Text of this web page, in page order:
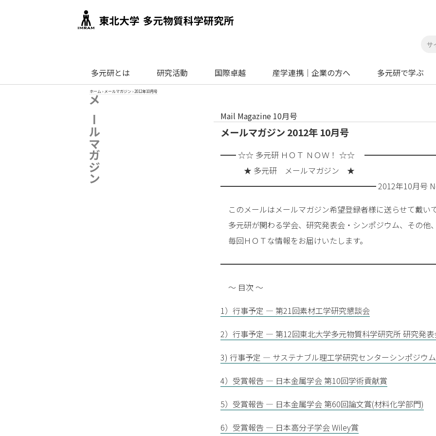
多元研とは 研究活動 国際卓越 産学連携｜企業の方へ 多元研で学ぶ
ホーム › メールマガジン›2012年10月号
メールマガジン Mail Magazine 10月号
メールマガジン 2012年 10月号
━━ ☆☆ 多元研 ＨＯＴ ＮＯＷ！ ☆☆
★ 多元研 メールマガジン ★
━━━━━━━━━━━━━━━━━━━━ 2012年10月号
このメールはメールマガジン希望登録者様に送らせて戴い
多元研が関わる学会、研究発表会・シンポジウム、その他、
毎回ＨＯＴな情報をお届けいたします。
～ 目次 ～
1）行事予定 — 第21回素材工学研究懇談会
2）行事予定 — 第12回東北大学多元物質科学研究所 研究発表
3) 行事予定 — サステナブル理工学研究センターシンポジウム
4）受賞報告 — 日本金属学会 第10回学術貢献賞
5）受賞報告 — 日本金属学会 第60回論文賞(材料化学部門)
6）受賞報告 — 日本高分子学会 Wiley賞